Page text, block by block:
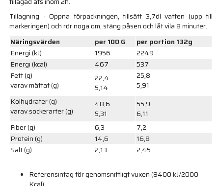
Tillagning - Öppna förpackningen, tillsätt 3,7dl vatten (upp till
markeringen) och rör noga om, stäng påsen och låt vila 8 minuter.
Näringsvärden
per 100 G
per portion 132g
Energi (kJ)
1956
2249
Energi (kcal)
467
537
Fett (g)
varav mättat (g)
22,4
5,14
25,8
5,91
Kolhydrater (g)
varav sockerarter (g)
48,6
5,31
55,9
6,11
Fiber (g)
6,3
7,2
Protein (g)
14,6
16,8
Salt (g)
2,13 2,45
Referensintag för genomsnittligt vuxen (8400 kJ/2000